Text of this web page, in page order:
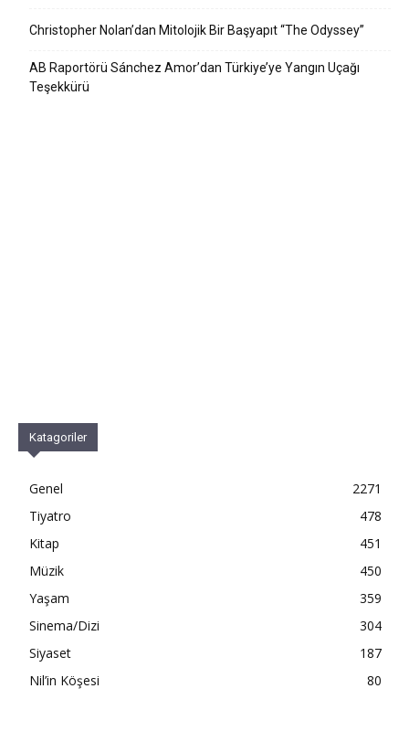
Christopher Nolan’dan Mitolojik Bir Başyapıt “The Odyssey”
AB Raportörü Sánchez Amor’dan Türkiye’ye Yangın Uçağı
Teşekkürü
Katagoriler
Genel
2271
Tiyatro
478
Kitap
451
Müzik
450
Yaşam
359
Sinema/Dizi
304
Siyaset
187
Nil’in Köşesi
80